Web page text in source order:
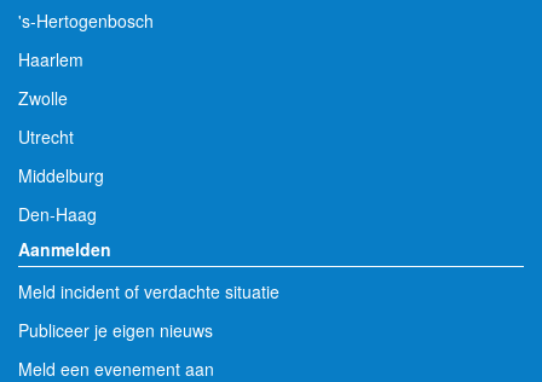
's-Hertogenbosch
Haarlem
Zwolle
Utrecht
Middelburg
Den-Haag
Aanmelden
Meld incident of verdachte situatie
Publiceer je eigen nieuws
Meld een evenement aan